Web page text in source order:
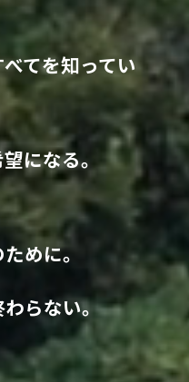
てを知ってい
になる。
めに。
らない。